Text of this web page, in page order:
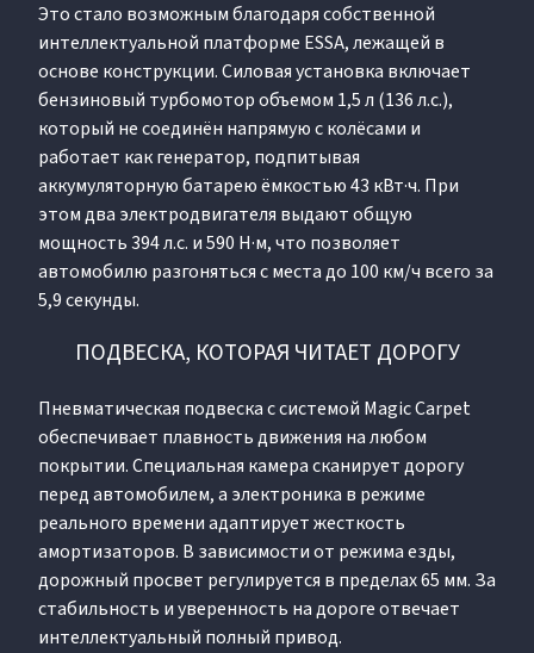
Это стало возможным благодаря собственной
интеллектуальной платформе ESSA, лежащей в
основе конструкции. Силовая установка включает
бензиновый турбомотор объемом 1,5 л (136 л.с.),
который не соединён напрямую с колёсами и
работает как генератор, подпитывая
аккумуляторную батарею ёмкостью 43 кВт·ч. При
этом два электродвигателя выдают общую
мощность 394 л.с. и 590 Н·м, что позволяет
автомобилю разгоняться с места до 100 км/ч всего за
5,9 секунды.
ПОДВЕСКА, КОТОРАЯ ЧИТАЕТ ДОРОГУ
Пневматическая подвеска с системой Magic Carpet
обеспечивает плавность движения на любом
покрытии. Специальная камера сканирует дорогу
перед автомобилем, а электроника в режиме
реального времени адаптирует жесткость
амортизаторов. В зависимости от режима езды,
дорожный просвет регулируется в пределах 65 мм. За
стабильность и уверенность на дороге отвечает
интеллектуальный полный привод.